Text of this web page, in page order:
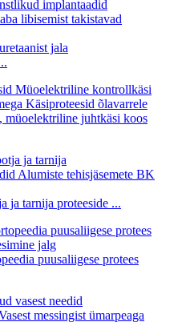
jala
müoelektriline juhtkäsi koos
ja tarnija proteeside ...
puusaliigese protees